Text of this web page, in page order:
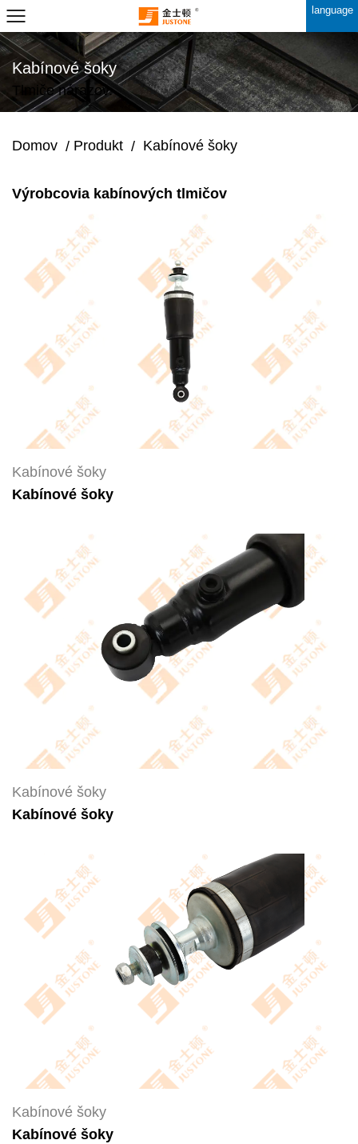
language
Kabínové šoky
Tlmiče nárazov.
Domov / Produkt / Kabínové šoky
Výrobcovia kabínových tlmičov
Kabínové šoky
Kabínové šoky
Kabínové šoky
Kabínové šoky
Kabínové šoky
Kabínové šoky